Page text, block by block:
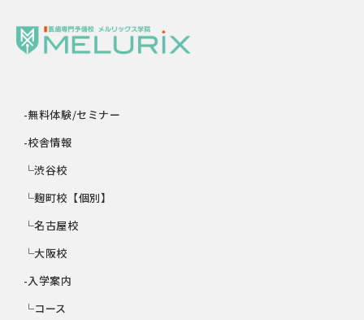
-無料体験/セミナー
-校舎情報
└渋谷校
└麹町校【個別】
└名古屋校
└大阪校
-入学案内
└コース